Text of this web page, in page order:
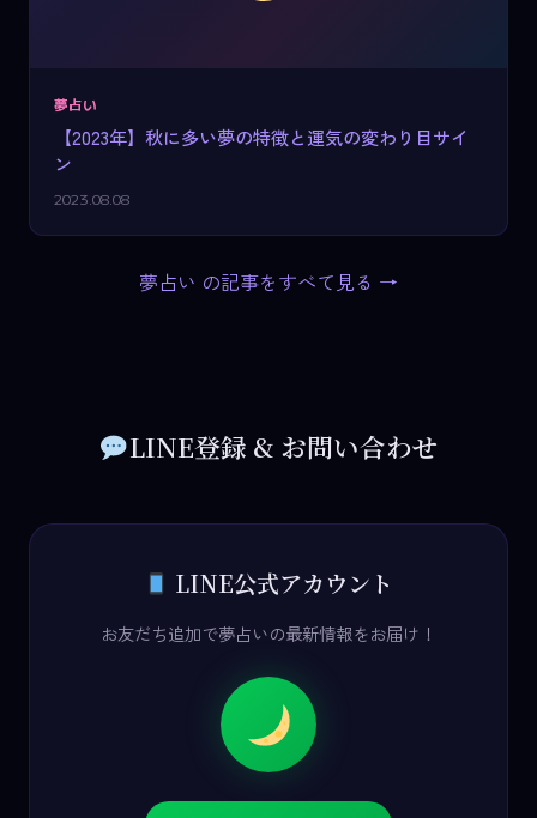
夢占い
【2023年】秋に多い夢の特徴と運気の変わり目サイ
ン
2023.08.08
夢占い の記事をすべて見る →
LINE登録 & お問い合わせ
LINE公式アカウント
お友だち追加で夢占いの最新情報をお届け！